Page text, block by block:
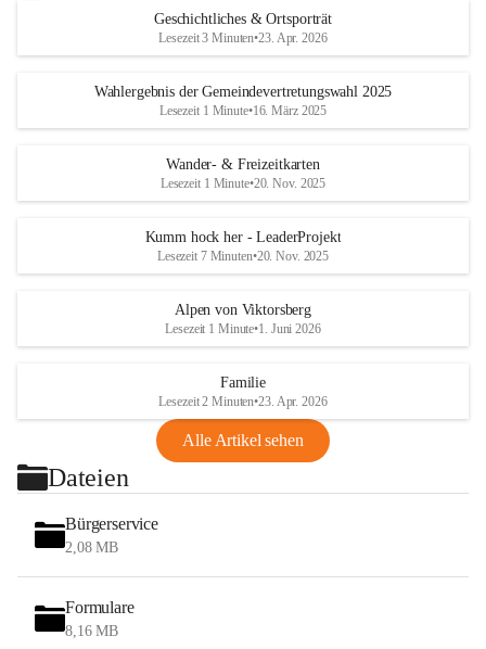
Geschichtliches & Ortsporträt
Lesezeit 3 Minuten•23. Apr. 2026
Wahlergebnis der Gemeindevertretungswahl 2025
Lesezeit 1 Minute•16. März 2025
Wander- & Freizeitkarten
Lesezeit 1 Minute•20. Nov. 2025
Kumm hock her - LeaderProjekt
Lesezeit 7 Minuten•20. Nov. 2025
Alpen von Viktorsberg
Lesezeit 1 Minute•1. Juni 2026
Familie
Lesezeit 2 Minuten•23. Apr. 2026
Alle Artikel sehen
Dateien
Bürgerservice
2,08 MB
Formulare
8,16 MB